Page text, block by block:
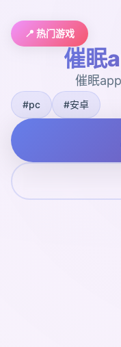
📍 热门游戏
催眠
催眠
#pc #安卓